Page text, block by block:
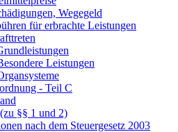
Wegegeld
für erbrachte Leistungen
Leistungen
- Teil C
§§ 1 und 2)
nach dem Steuergesetz 2003